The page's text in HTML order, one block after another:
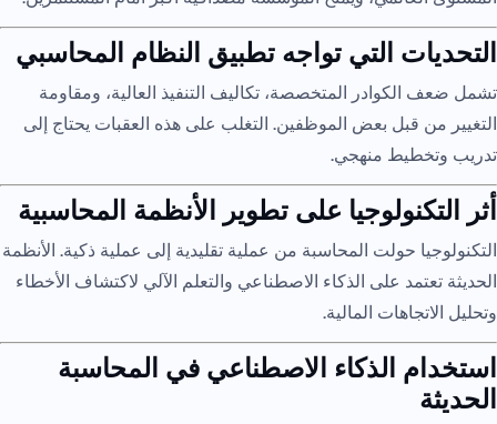
التحديات التي تواجه تطبيق النظام المحاسبي
تشمل ضعف الكوادر المتخصصة، تكاليف التنفيذ العالية، ومقاومة
التغيير من قبل بعض الموظفين. التغلب على هذه العقبات يحتاج إلى
تدريب وتخطيط منهجي.
أثر التكنولوجيا على تطوير الأنظمة المحاسبية
التكنولوجيا حولت المحاسبة من عملية تقليدية إلى عملية ذكية. الأنظمة
الحديثة تعتمد على الذكاء الاصطناعي والتعلم الآلي لاكتشاف الأخطاء
وتحليل الاتجاهات المالية.
استخدام الذكاء الاصطناعي في المحاسبة
الحديثة